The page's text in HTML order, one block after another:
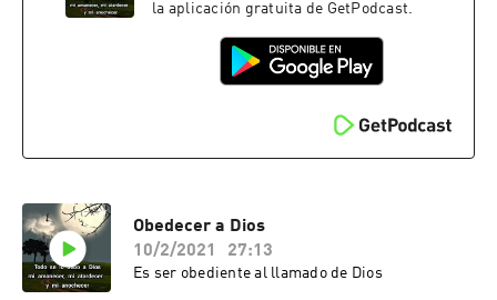
la aplicación gratuita de GetPodcast.
Obedecer a Dios
10/2/2021
27:13
Es ser obediente al llamado de Dios